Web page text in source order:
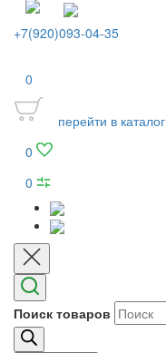
+7(920)093-04-35
0
перейти в каталог
0
0
Поиск товаров